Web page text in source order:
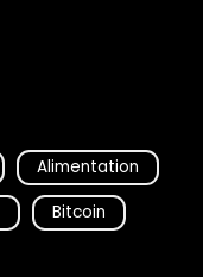
Alimentation
Bitcoin